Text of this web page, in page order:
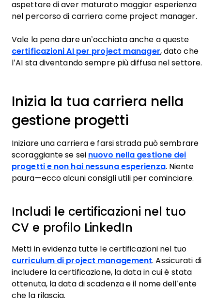
aspettare di aver maturato maggior esperienza
nel percorso di carriera come project manager.
Vale la pena dare un’occhiata anche a queste
certificazioni AI per project manager, dato che
l’AI sta diventando sempre più diffusa nel settore.
Inizia la tua carriera nella
gestione progetti
Iniziare una carriera e farsi strada può sembrare
scoraggiante se sei nuovo nella gestione dei
progetti e non hai nessuna esperienza. Niente
paura—ecco alcuni consigli utili per cominciare.
Includi le certificazioni nel tuo
CV e profilo LinkedIn
Metti in evidenza tutte le certificazioni nel tuo
curriculum di project management. Assicurati di
includere la certificazione, la data in cui è stata
ottenuta, la data di scadenza e il nome dell’ente
che la rilascia.